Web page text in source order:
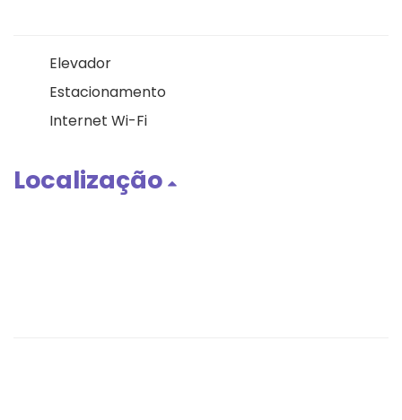
Elevador
Estacionamento
Internet Wi-Fi
Localização